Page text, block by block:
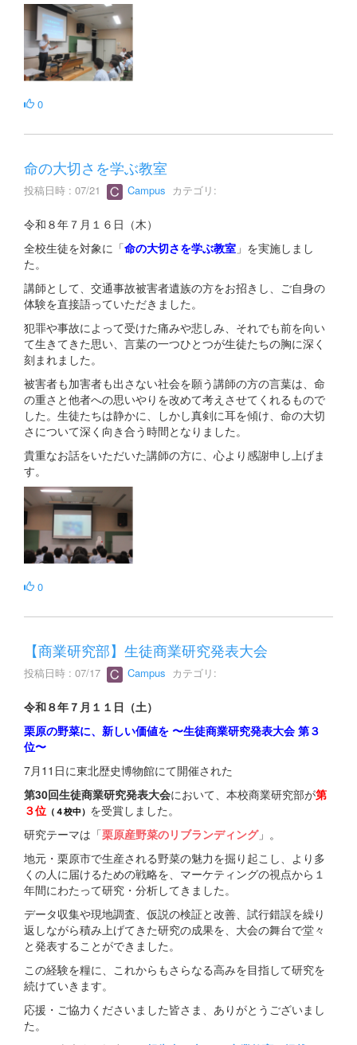
0
命の大切さを学ぶ教室
投稿日時 : 07/21 Campus カテゴリ:
令和８年７月１６日（木）
全校生徒を対象に「命の大切さを学ぶ教室 」を実施しまし
た。
講師として、交通事故被害者遺族の方をお招きし、ご自身の
体験を直接語っていただきました。
犯罪や事故によって受けた痛みや悲しみ、それでも前を向い
て生きてきた思い、言葉の一つひとつが生徒たちの胸に深く
刻まれました。
被害者も加害者も出さない社会を願う講師の方の言葉は、命
の重さと他者への思いやりを改めて考えさせてくれるもので
した。生徒たちは静かに、しかし真剣に耳を傾け、命の大切
さについて深く向き合う時間となりました。
貴重なお話をいただいた講師の方に、心より感謝申し上げま
す。
0
【商業研究部】生徒商業研究発表大会
投稿日時 : 07/17 Campus カテゴリ:
令和８年７月１１日（土）
栗原の野菜に、新しい価値を 〜生徒商業研究発表大会 第３
位〜
7月11日に東北歴史博物館にて開催された
第30回生徒商業研究発表大会において、本校商業研究部が第
３位 （４校中） を受賞しました。
研究テーマは「栗原産野菜のリブランディング」。
地元・栗原市で生産される野菜の魅力を掘り起こし、より多
くの人に届けるための戦略を、マーケティングの視点から１
年間にわたって研究・分析してきました。
データ収集や現地調査、仮説の検証と改善、試行錯誤を繰り
返しながら積み上げてきた研究の成果を、大会の舞台で堂々
と発表することができました。
この経験を糧に、これからもさらなる高みを目指して研究を
続けていきます。
応援・ご協力くださいました皆さま、ありがとうございまし
た。